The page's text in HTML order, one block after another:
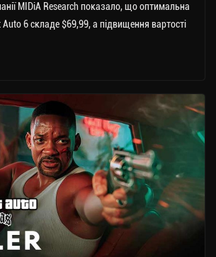
MIDiA Research показало, що оптимальна
Auto 6 складе $69,99, а підвищення вартості